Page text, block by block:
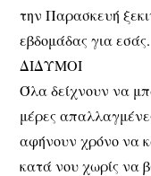
την Παρασκευή
εβδομάδας για εσάς.
ΔΙΔΥΜΟΙ
Όλα δείχνουν να
μέρες
αφήνουν χρόνο να
κατά νου χωρίς να